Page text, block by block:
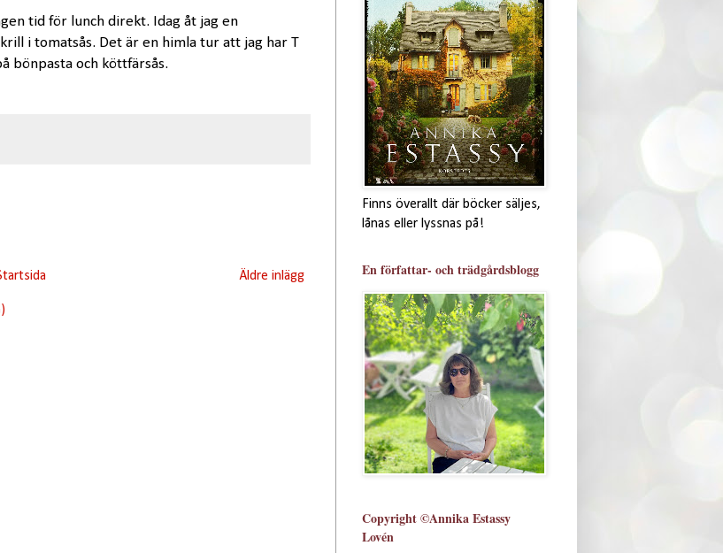
tid för lunch direkt. Idag åt jag en
i tomatsås. Det är en himla tur att jag har T
bönpasta och köttfärsås.
Äldre inlägg
Finns överallt där böcker säljes,
lånas eller lyssnas på!
En författar- och trädgårdsblogg
Copyright ©Annika Estassy
Lovén